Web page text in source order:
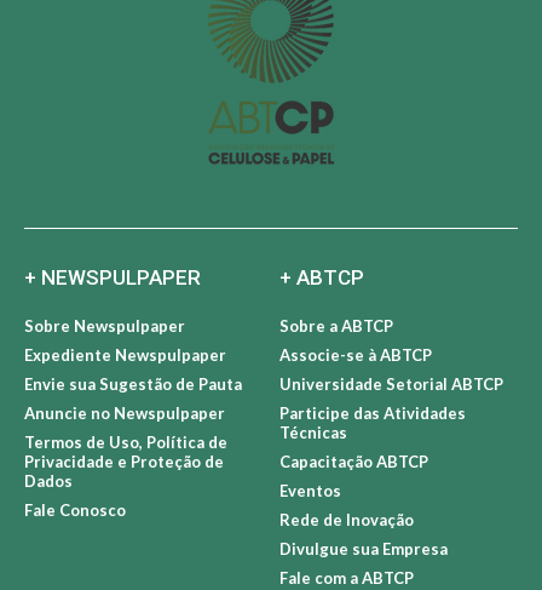
+ NEWSPULPAPER
Sobre Newspulpaper
Expediente Newspulpaper
Envie sua Sugestão de Pauta
Anuncie no Newspulpaper
Termos de Uso, Política de
Privacidade e Proteção de
Dados
Fale Conosco
+ ABTCP
Sobre a ABTCP
Associe-se à ABTCP
Universidade Setorial ABTCP
Participe das Atividades
Técnicas
Capacitação ABTCP
Eventos
Rede de Inovação
Divulgue sua Empresa
Fale com a ABTCP